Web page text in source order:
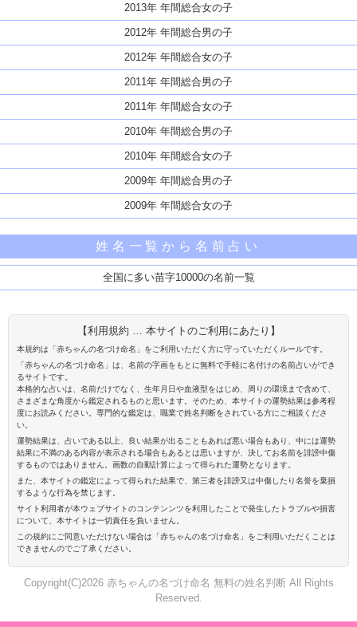
2013年 年間総合女の子
2012年 年間総合男の子
2012年 年間総合女の子
2011年 年間総合男の子
2011年 年間総合女の子
2010年 年間総合男の子
2010年 年間総合女の子
2009年 年間総合男の子
2009年 年間総合女の子
姓名一覧から名前占い
全国に多い苗字10000の名前一覧
【利用規約 … 本サイトのご利用にあたり】
本規約は「赤ちゃんの名づけ命名」をご利用いただく方に守っていただくルールです。
「赤ちゃんの名づけ命名」は、名前の字画をもとに無料で手軽に名付けの名前占いができ
るサイトです。
本格的な占いは、名前だけでなく、生年月日や血液型をはじめ、周りの環境まで含めて、
さまざまな角度から鑑定されるものと思います。そのため、本サイトの運勢結果は参考程
度にお読みください。専門的な鑑定は、職業で姓名判断をされている方にご相談くださ
い。
運勢結果は、占いである以上、良い結果が出ることもあれば悪い場合もあり、中には運勢
結果に不満のある内容が表示される場合もあるとは思いますが、決してお名前を誹謗中傷
するものではありません。画数の自動計算によって得られた運勢となります。
また、本サイトの鑑定によって得られた結果で、第三者を誹謗又は中傷したり名誉を棄損
するような行為を禁じます。
サイト利用者が本ウェブサイトのコンテンンツを利用したことで発生したトラブルや損害
について、本サイトは一切責任を負いません。
この規約にご同意いただけない場合は「赤ちゃんの名づけ命名」をご利用いただくことは
できませんのでご了承ください。
Copyright(C)2026 赤ちゃんの名づけ命名 無料の姓名判断 All Rights
Reserved.